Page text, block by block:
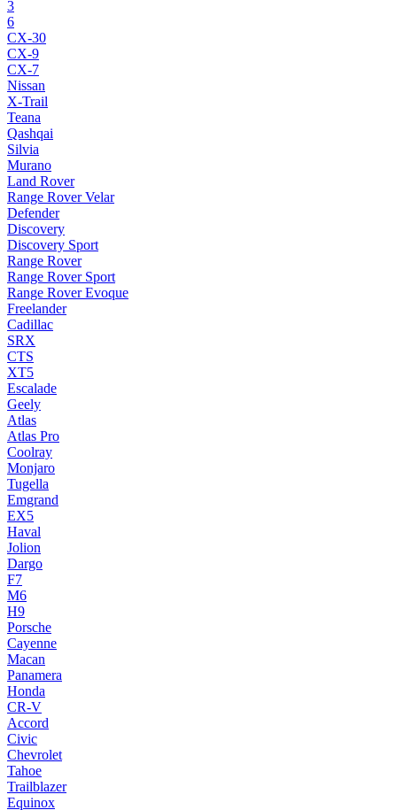
3
6
CX-30
CX-9
CX-7
Nissan
X-Trail
Teana
Qashqai
Silvia
Murano
Land Rover
Range Rover Velar
Defender
Discovery
Discovery Sport
Range Rover
Range Rover Sport
Range Rover Evoque
Freelander
Cadillac
SRX
CTS
XT5
Escalade
Geely
Atlas
Atlas Pro
Coolray
Monjaro
Tugella
Emgrand
EX5
Haval
Jolion
Dargo
F7
M6
H9
Porsche
Cayenne
Macan
Panamera
Honda
CR-V
Accord
Civic
Chevrolet
Tahoe
Trailblazer
Equinox